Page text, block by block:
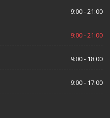
9:00 - 21:00
9:00 - 21:00
9:00 - 18:00
9:00 - 17:00